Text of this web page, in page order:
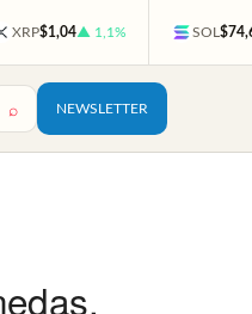
XRP$1,04▲ 1,1% SOL
⌕ NEWSLETTER